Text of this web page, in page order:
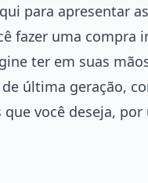
para apresentar
fazer uma compra
ter em suas
última geração,
você deseja, por